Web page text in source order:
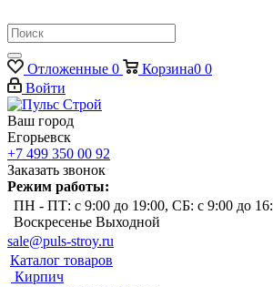
Отложенные 0 Корзина0 0
Войти
Ваш город
Егорьевск
+7 499 350 00 92
Заказать звонок
Режим работы:
ПН - ПТ: с 9:00 до 19:00, СБ: с 9:00 до
Воскресенье Выходной
sale@puls-stroy.ru
Каталог товаров
Кирпич